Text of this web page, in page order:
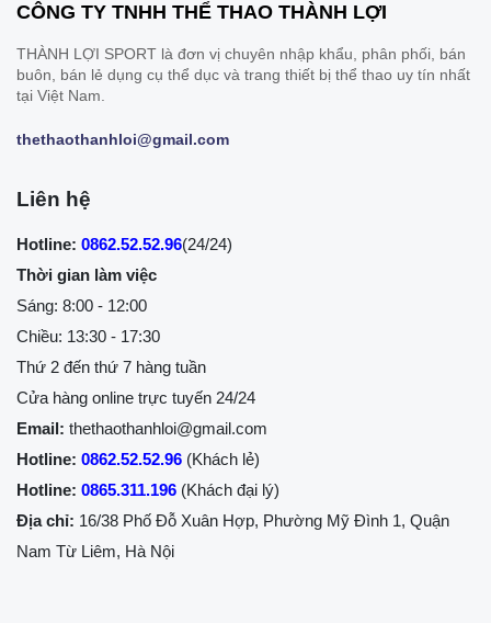
CÔNG TY TNHH THỂ THAO THÀNH LỢI
THÀNH LỢI SPORT là đơn vị chuyên nhập khẩu, phân phối, bán
buôn, bán lẻ dụng cụ thể dục và trang thiết bị thể thao uy tín nhất
tại Việt Nam.
thethaothanhloi@gmail.com
Liên hệ
Hotline: 0862.52.52.96(24/24)
Thời gian làm việc
Sáng: 8:00 - 12:00
Chiều: 13:30 - 17:30
Thứ 2 đến thứ 7 hàng tuần
Cửa hàng online trực tuyến 24/24
Email: thethaothanhloi@gmail.com
Hotline: 0862.52.52.96 (Khách lẻ)
Hotline: 0865.311.196 (Khách đại lý)
Địa chỉ: 16/38 Phố Đỗ Xuân Hợp, Phường Mỹ Đình 1, Quận
Nam Từ Liêm, Hà Nội